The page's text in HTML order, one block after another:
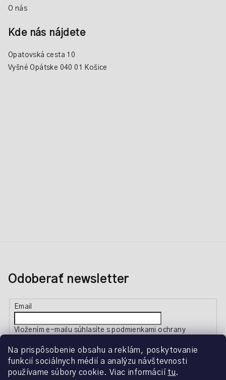
Na prispôsobenie obsahu a reklám, poskytovanie
funkcií sociálnych médií a analýzu návštevnosti
používame súbory cookie. Viac informácií tu.
O nás
Kde nás nájdete
Opatovská cesta 10
Vyšné Opátske 040 01 Košice
Odoberať newsletter
Email
Vložením e-mailu súhlasíte spodmienkami ochrany
Prihlásiť sa